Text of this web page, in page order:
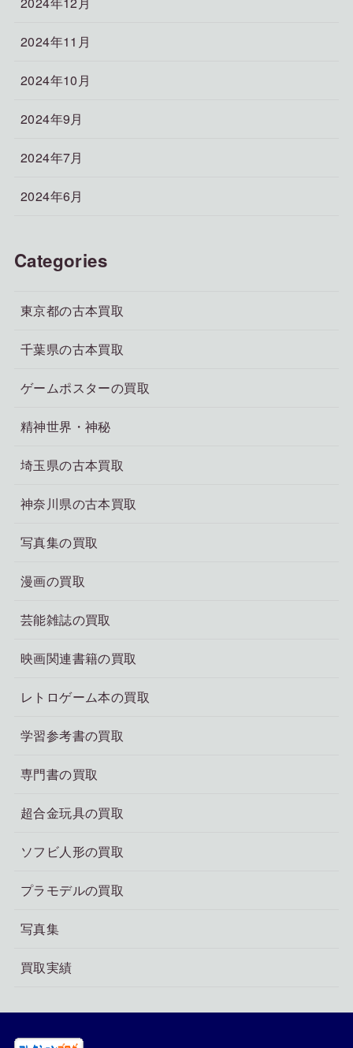
2024年11月
2024年10月
2024年9月
2024年7月
2024年6月
Categories
東京都の古本買取
千葉県の古本買取
ゲームポスターの買取
精神世界・神秘
埼玉県の古本買取
神奈川県の古本買取
写真集の買取
漫画の買取
芸能雑誌の買取
映画関連書籍の買取
レトロゲーム本の買取
学習参考書の買取
専門書の買取
超合金玩具の買取
ソフビ人形の買取
プラモデルの買取
写真集
買取実績